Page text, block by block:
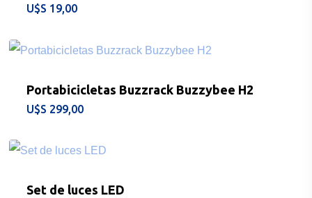
$ 19,00
Portabicicletas Buzzrack Buzzybee H2
$ 299,00
Set de luces LED